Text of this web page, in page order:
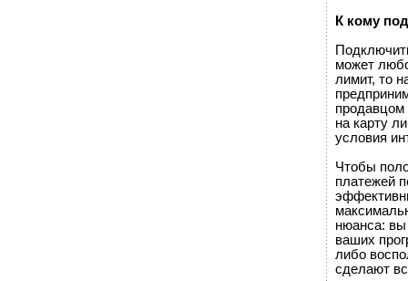
К кому
может
лимит, то
на карту
условия
Чтобы
платежей
нюанса: вы
ваших
либо
сделают